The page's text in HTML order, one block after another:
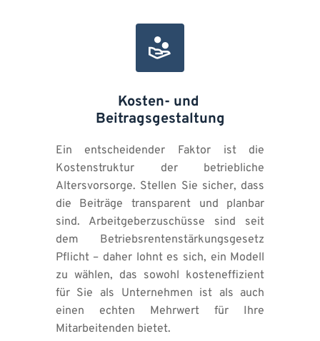
Kosten- und
Beitragsgestaltung
Ein entscheidender Faktor ist die
Kostenstruktur der betriebliche
Altersvorsorge. Stellen Sie sicher, dass
die Beiträge transparent und planbar
sind. Arbeitgeberzuschüsse sind seit
dem Betriebsrentenstärkungsgesetz
Pflicht – daher lohnt es sich, ein Modell
zu wählen, das sowohl kosteneffizient
für Sie als Unternehmen ist als auch
einen echten Mehrwert für Ihre
Mitarbeitenden bietet.